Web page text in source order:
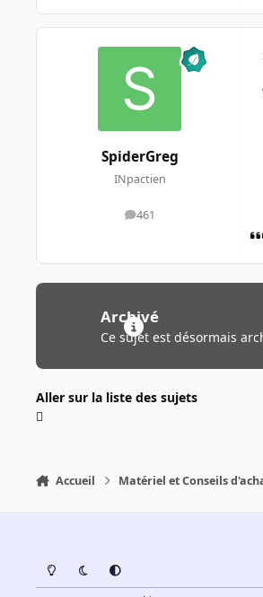
SpiderGreg
INpactien
461
messages
Archivé
Ce sujet est désormais
Aller sur la liste des sujets
Accueil Matériel et Conseils
Light ModeDark ModeSystem Preference